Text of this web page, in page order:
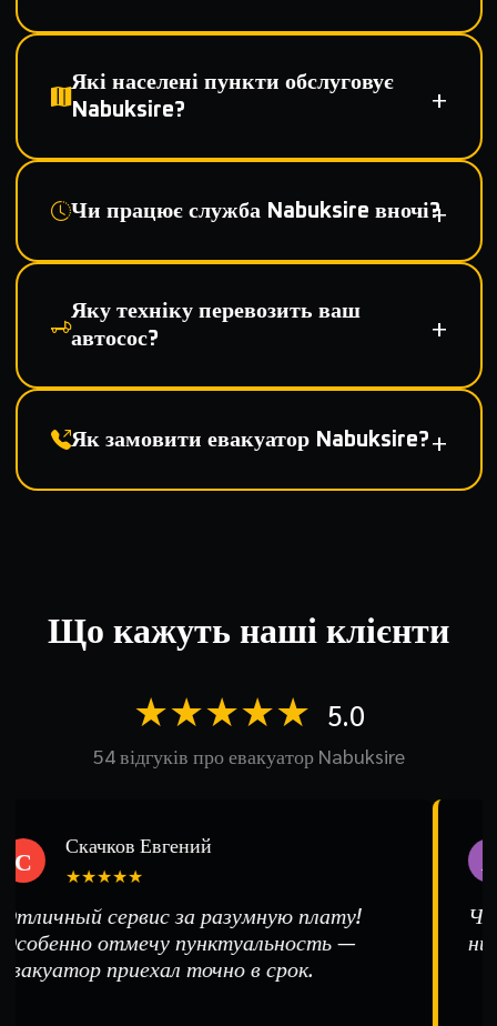
Які населені пункти обслуговує
Nabuksire?
Чи працює служба Nabuksire вночі?
Яку техніку перевозить ваш
автосос?
Як замовити евакуатор Nabuksire?
Що кажуть наші клієнти
★★★★★ 5.0
54 відгуків про евакуатор Nabuksire
С
Скачков Евгений
★★★★★
сервис за разумную плату!
отмечу пунктуальность —
приехал точно в срок.
А